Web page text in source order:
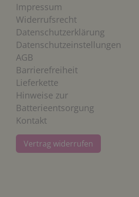
Impressum
Widerrufsrecht
Datenschutzerklärung
Datenschutzeinstellungen
AGB
Barrierefreiheit
Lieferkette
Hinweise zur
Batterieentsorgung
Kontakt
Vertrag widerrufen